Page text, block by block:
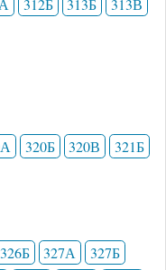
312Б 313Б
313В
320Б 320В
321Б
326Б 327А
327Б